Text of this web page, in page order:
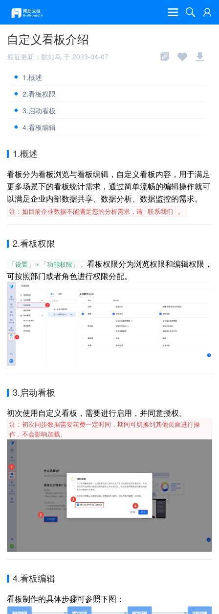
自定义看板介绍
最近更新：数知鸟 于 2023-04-07
1.概述
2.看板权限
3.启动看板
4.看板编辑
1.概述
看板分为看板浏览与看板编辑，自定义看板内容，用于满足
更多场景下的看板统计需求，通过简单流畅的编辑操作就可
以满足企业内部数据共享、数据分析、数据监控的需求。
注：如目前企业数据不能满足您的分析需求，请 联系我们 。
2.看板权限
「设置」＞「功能权限」， 看板权限分为浏览权限和编辑权限，
可按照部门或者角色进行权限分配。
3.启动看板
初次使用自定义看板，需要进行启用，并同意授权。
注：初次同步数据需要花费一定时间，期间可切换到其他页面进行操
作，不会影响加载。
4.看板编辑
看板制作的具体步骤可参照下图：